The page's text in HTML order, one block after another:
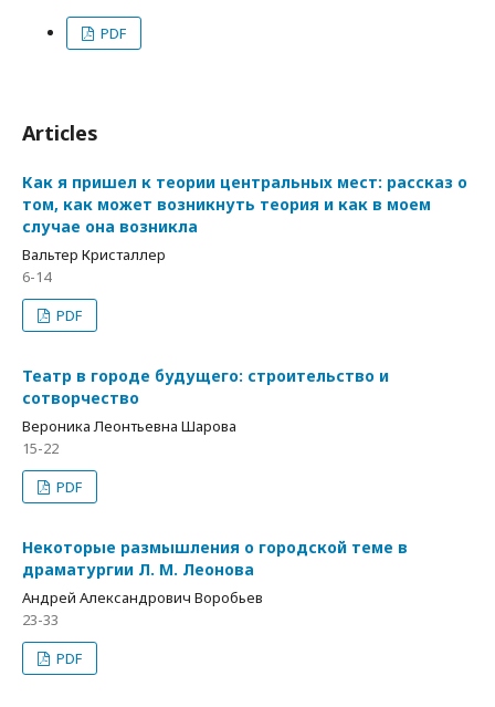
PDF
Articles
Как я пришел к теории центральных мест: рассказ о
том, как может возникнуть теория и как в моем
случае она возникла
Вальтер Кристаллер
6-14
PDF
Театр в городе будущего: строительство и
сотворчество
Вероника Леонтьевна Шарова
15-22
PDF
Некоторые размышления о городской теме в
драматургии Л. М. Леонова
Андрей Александрович Воробьев
23-33
PDF